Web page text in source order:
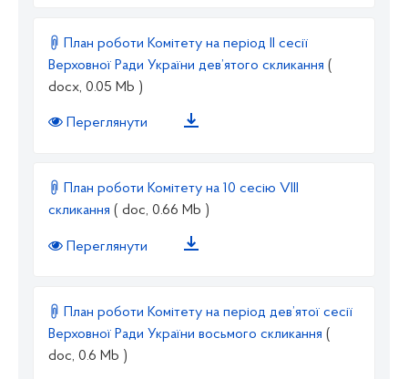
План роботи Комітету на період II сесії
Верховної Ради України дев’ятого скликання (
docx, 0.05 Mb )
Переглянути
План роботи Комітету на 10 сесію VIII
скликання ( doc, 0.66 Mb )
Переглянути
План роботи Комітету на період дев’ятої сесії
Верховної Ради України восьмого скликання (
doc, 0.6 Mb )